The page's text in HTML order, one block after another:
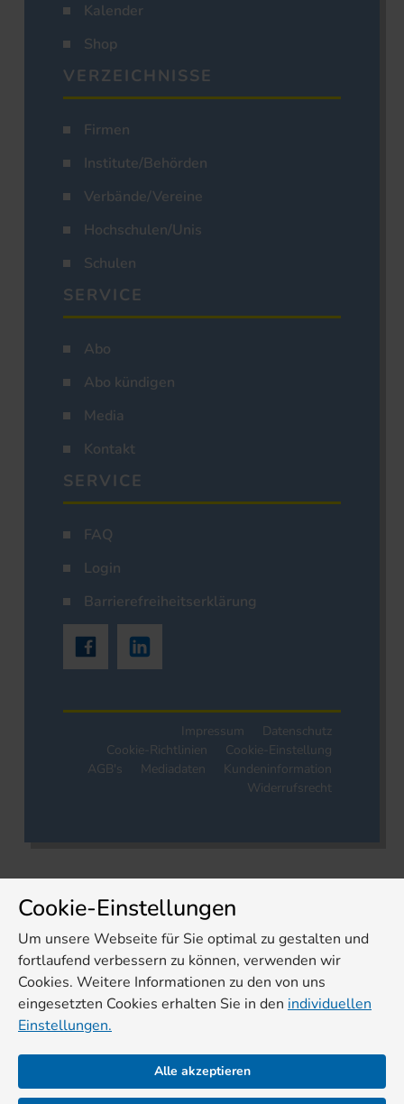
Kalender
Shop
VERZEICHNISSE
Firmen
Institute/Behörden
Verbände/Vereine
Hochschulen/Unis
Schulen
SERVICE
Abo
Abo kündigen
Media
Kontakt
SERVICE
FAQ
Login
Barrierefreiheitserklärung
Impressum
Datenschutz
Cookie-Richtlinien
Cookie-Einstellung
AGB's
Mediadaten
Kundeninformation
Widerrufsrecht
Cookie-Einstellungen
Um unsere Webseite für Sie optimal zu gestalten und
fortlaufend verbessern zu können, verwenden wir
Cookies. Weitere Informationen zu den von uns
eingesetzten Cookies erhalten Sie in den individuellen
Einstellungen.
Alle akzeptieren